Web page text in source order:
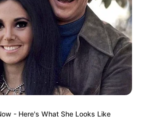
- Here's What She Looks Like